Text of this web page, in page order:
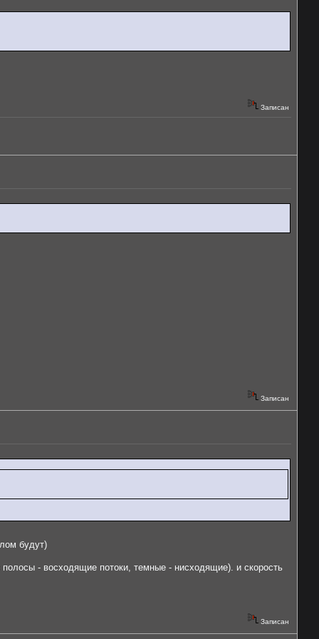
Записан
Записан
будут)
- восходящие потоки, темные - нисходящие). и скорость
Записан